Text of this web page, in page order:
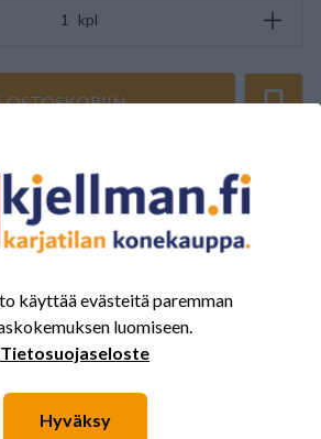
kpl
OSTOSKORIIN
Yhteensä 0 Arvostelut
käyttää evästeitä paremman
luomiseen.
Tietosuojaseloste
Hyväksy